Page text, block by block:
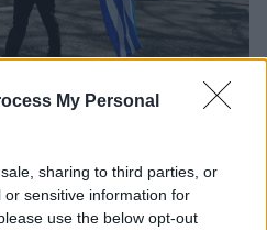
My Personal
sharing to third parties, or
sensitive information for
use the below opt-out
παρέλασης ήταν ο